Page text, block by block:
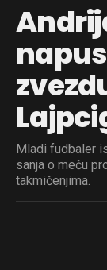
Mladi fudbaler
sanja o meču
takmičenjima.